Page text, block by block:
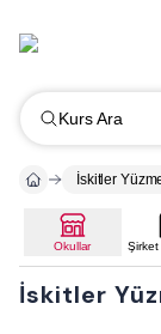
Kurs Ara
İskitler
Okullar Şirket
İskitler